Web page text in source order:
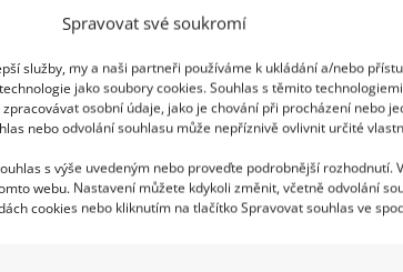
Spravovat své soukromí
služby, my a naši partneři používáme k ukládání a/nebo
jako soubory cookies. Souhlas s těmito
osobní údaje, jako je chování při procházení nebo
nebo odvolání souhlasu může nepříznivě ovlivnit určité
s výše uvedeným nebo proveďte podrobnější rozhodnutí.
webu. Nastavení můžete kdykoli změnit, včetně odvolání
cookies nebo kliknutím na tlačítko Spravovat souhlas ve
velikosti, velký kuchyňský dřez,
. Mezi pohyblivé části, které
vysouvací věšák a rolovací
je poháněn 6 solárními panely